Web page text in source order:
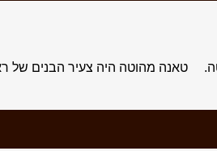
טאנה מהוטה היה צעיר הבנים של